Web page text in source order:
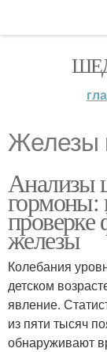
Железы
Анализы
гормоны:
железы
Колебания
детском
явление.
из пяти тысяч
обнаруживают